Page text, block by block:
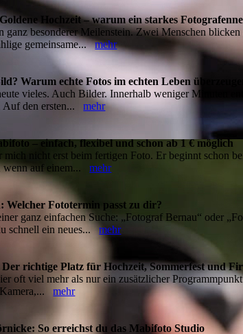
Hochzeit – warum ein starkes
ganz besonderer Meilenstein. Zwei Menschen
gemeinsame...mehr
Warum echte Fotos im echten Leben überzeugen
vieles. Auch Bilder. Innerhalb weniger Minuten
Auf den ersten...mehr
– einfach, flexibel und schon ab 1 € möglich
mich nicht erst beim fertigen Foto. Er beginnt schon
wenn auf einem...mehr
Welcher Fototermin passt zu dir?
ganz einfachen Suche: „Fotograf Bernau“ oder
schnell ein neues...mehr
richtige Platz für Hochzeit, Sommerfest und
oft viel mehr als nur ein zusätzlicher
Kamera,...mehr
So erreichst du das Mabifoto Studio